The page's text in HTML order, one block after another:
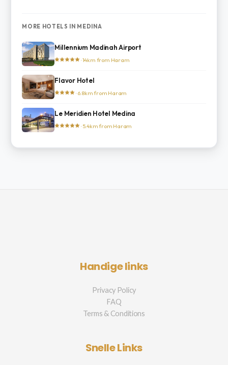
MORE HOTELS IN MEDINA
Millennium Madinah Airport
· 14km from Haram
Flavor Hotel
· 6.8km from Haram
Le Meridien Hotel Medina
· 5.4km from Haram
Handige links
Privacy Policy
FAQ
Terms & Conditions
Snelle Links